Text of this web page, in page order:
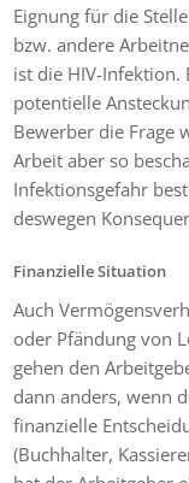
Eignung für die
bzw. andere
ist die HIV-Infektion.
potentielle
Bewerber die Frage
Arbeit aber so
Infektionsgefahr
deswegen
Finanzielle Situation
Auch
oder Pfändung von
gehen den
dann anders, wenn
finanzielle
(Buchhalter,